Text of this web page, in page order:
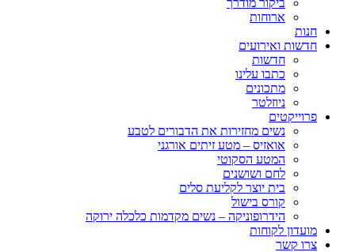
ארוחות
חנות
חדשות ואירועים
חדשות
כתבו עלינו
מתכונים
ניוזלטר
פרוייקטים
נשים מחזירות את הדבורים לטבע
אואזיס – מטע זיתים אורגני
המטע הסקוטי
לחם ושושנים
בית יוצר לקליעת סלים
קורס בישול
הידרופוניקה – נשים מקדמות כלכלה ירוקה
מועדון לקוחות
צרו קשר